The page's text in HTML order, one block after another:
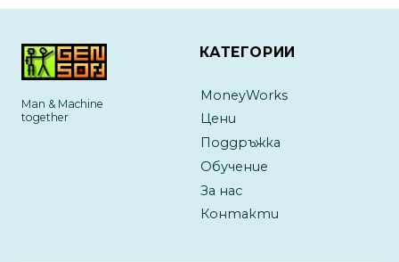
Man & Machine
together
КАТЕГОРИИ
MoneyWorks
Цени
Поддръжка
Обучение
За нас
Контакти